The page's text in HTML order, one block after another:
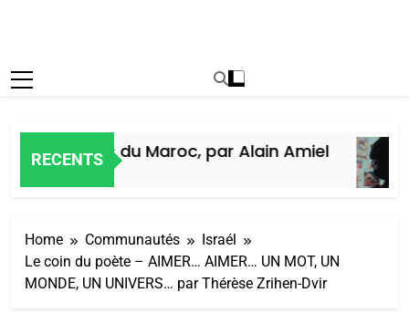
RECENTS
des Juifs du Maroc, par Alain Amiel
Home Communautés
Israél
Le coin du poète – AIMER… AIMER… UN MOT, UN
MONDE, UN UNIVERS… par Thérèse Zrihen-Dvir